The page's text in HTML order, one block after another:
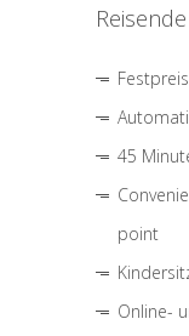
Reisende
Festpreis
45
point
Online-